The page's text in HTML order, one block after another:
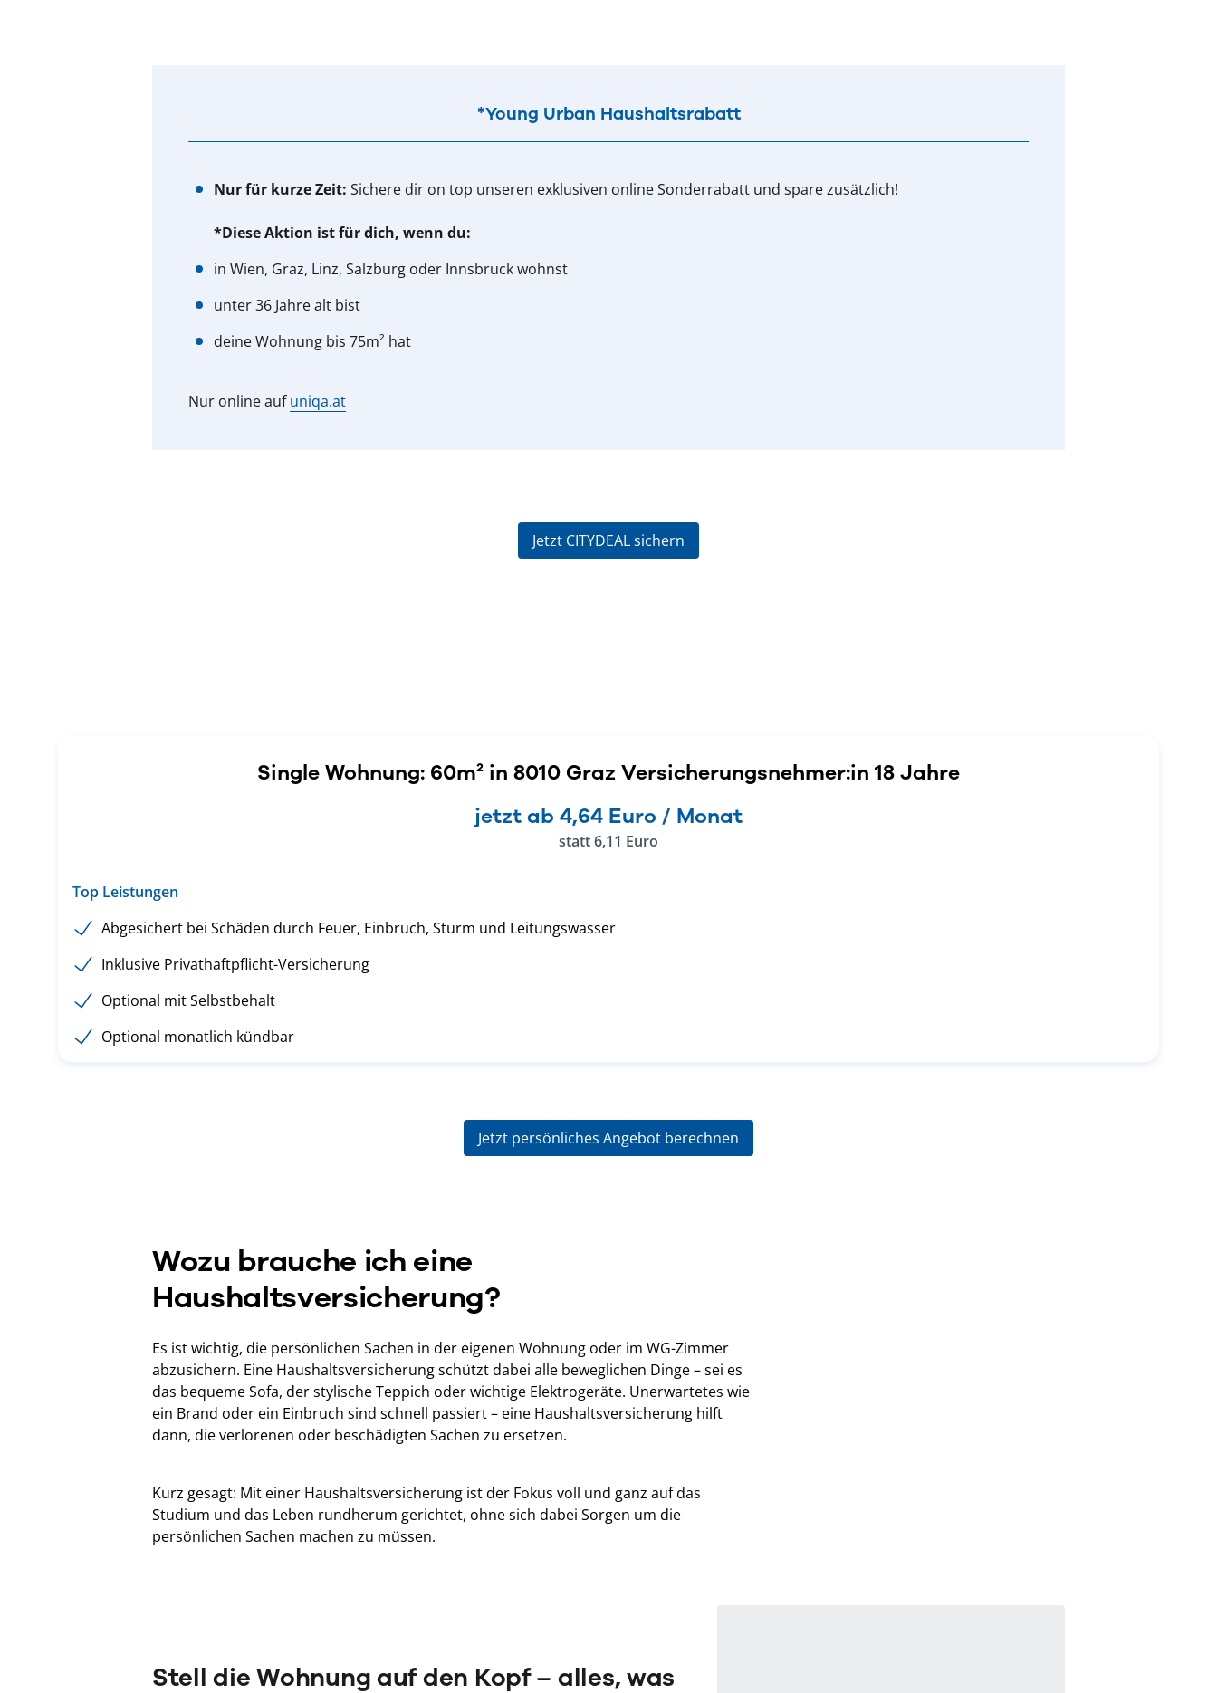
*Young Urban Haushaltsrabatt
Nur für kurze Zeit: Sichere dir on top unseren exklusiven online Sonderrabatt und spare zusätzlich!
*Diese Aktion ist für dich, wenn du:
in Wien, Graz, Linz, Salzburg oder Innsbruck wohnst
unter 36 Jahre alt bist
deine Wohnung bis 75m² hat
Nur online aufuniqa.at
Jetzt CITYDEAL sichern
Single Wohnung: 60m² in 8010 Graz Versicherungsnehmer:in 18 Jahre
jetzt ab 4,64 Euro / Monat
statt 6,11 Euro
Top Leistungen
Abgesichert bei Schäden durch Feuer, Einbruch, Sturm und Leitungswasser
Inklusive Privathaftpflicht-Versicherung
Optional mit Selbstbehalt
Optional monatlich kündbar
Jetzt persönliches Angebot berechnen
Wozu brauche ich eine
Haushaltsversicherung?
Es ist wichtig, die persönlichen Sachen in der eigenen Wohnung oder im WG-Zimmer
abzusichern. Eine Haushaltsversicherung schützt dabei alle beweglichen Dinge – sei es
das bequeme Sofa, der stylische Teppich oder wichtige Elektrogeräte. Unerwartetes wie
ein Brand oder ein Einbruch sind schnell passiert – eine Haushaltsversicherung hilft
dann, die verlorenen oder beschädigten Sachen zu ersetzen.
Kurz gesagt: Mit einer Haushaltsversicherung ist der Fokus voll und ganz auf das
Studium und das Leben rundherum gerichtet, ohne sich dabei Sorgen um die
persönlichen Sachen machen zu müssen.
Stell die Wohnung auf den Kopf – alles, was